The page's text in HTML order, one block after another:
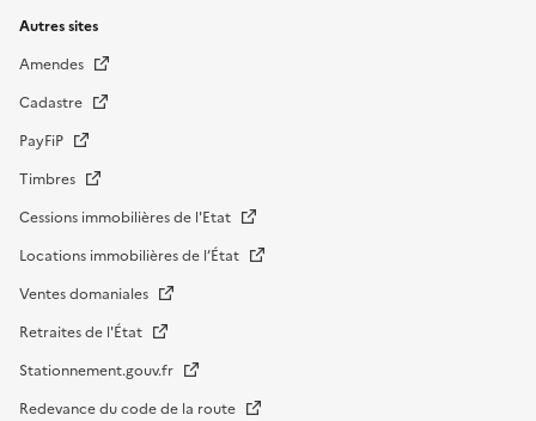
Autres sites
Amendes
Cadastre
PayFiP
Timbres
Cessions immobilières de l'Etat
Locations immobilières de l’État
Ventes domaniales
Retraites de l'État
Stationnement.gouv.fr
Redevance du code de la route